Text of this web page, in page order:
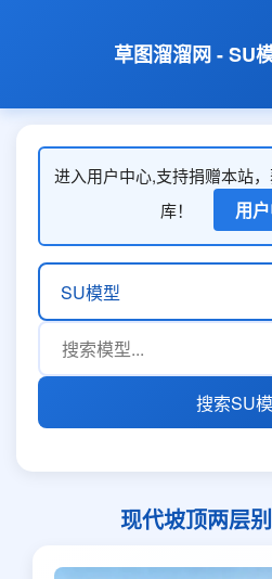
草图溜溜网 - SU
进入用户中心,支持捐赠本站
库！
用
搜索SU
现代坡顶两层